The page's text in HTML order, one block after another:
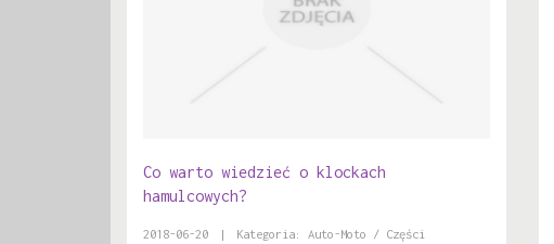
Co warto wiedzieć o klockach
hamulcowych?
2018-06-20 |
Kategoria: Auto-Moto / Części